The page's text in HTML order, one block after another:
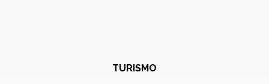
TURISMO